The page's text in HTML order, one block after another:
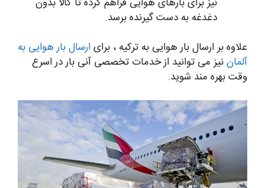
دغدغه به دست گیرنده برسد.
علاوه بر ارسال بار هوایی به ترکیه ، برایارسال بار هوایی به
آلماننیز می توانید از خدمات تخصصی آنی بار در اسرع
وقت بهره مند شوید.